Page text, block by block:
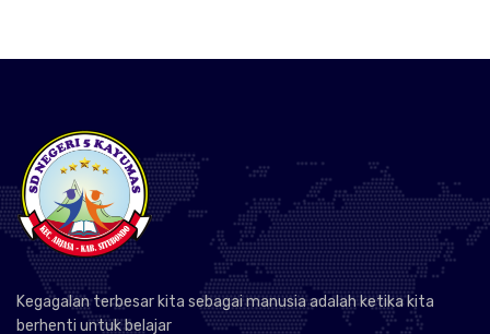
Kegagalan terbesar kita sebagai manusia adalah ketika kita
berhenti untuk belajar